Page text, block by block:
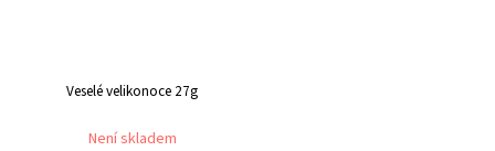
Veselé velikonoce 27g
Není skladem